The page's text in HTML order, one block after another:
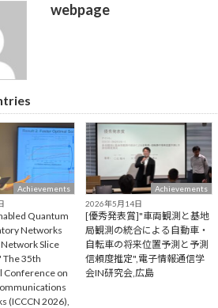
webpage
Achievements
Quantum
Networks
Slice
The 35th
Conference on
(ICCCN 2026),
Achievements
2026年5月14日
[優秀発表賞]"車両観測と基地
局観測の統合による自動車・
自転車の将来位置予測と予測
信頼度推定",電子情報通信学
会IN研究会,広島